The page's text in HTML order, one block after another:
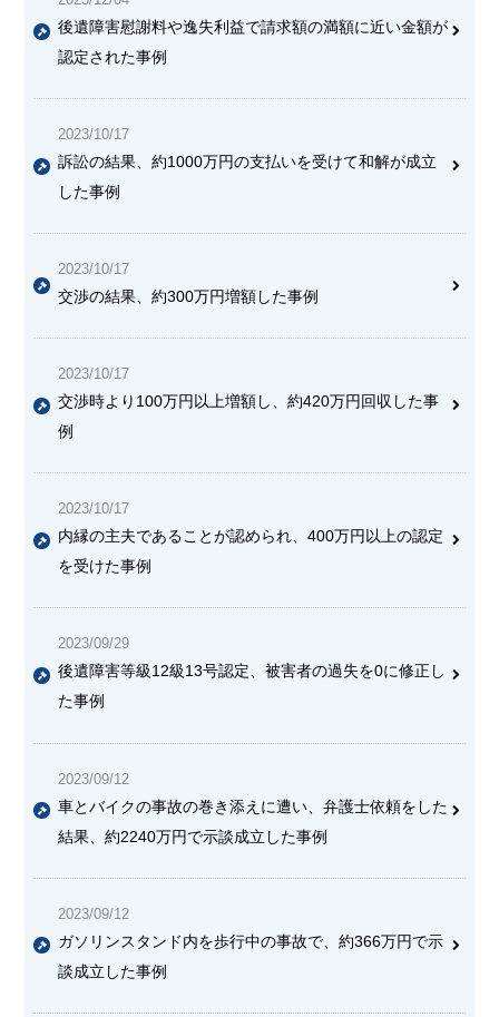
後遺障害慰謝料や逸失利益で請求額の満額に近い金額が
認定された事例
2023/10/17
訴訟の結果、約1000万円の支払いを受けて和解が成立
した事例
2023/10/17
交渉の結果、約300万円増額した事例
2023/10/17
交渉時より100万円以上増額し、約420万円回収した事
例
2023/10/17
内縁の主夫であることが認められ、 400万円以上の認定
を受けた事例
2023/09/29
後遺障害等級12級13号認定、被害者の過失を0に修正し
た事例
2023/09/12
車とバイクの事故の巻き添えに遭い、弁護士依頼をした
結果、 約2240万円で示談成立 した事例
2023/09/12
ガソリンスタンド内を歩行中の事故で、 約366万円で示
談成立 した事例